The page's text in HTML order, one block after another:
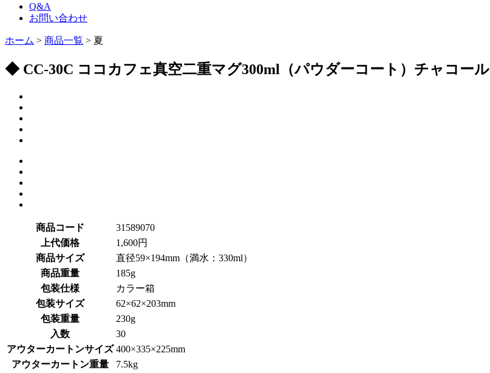
Q&A
お問い合わせ
ホーム > 商品一覧 > 夏
◆ CC-30C ココカフェ真空二重マグ300ml（パウダーコート）チャコール
商品コード
31589070
上代価格
1,600円
商品サイズ
直径59×194mm（満水：330ml）
商品重量
185g
包装仕様
カラー箱
包装サイズ
62×62×203mm
包装重量
230g
入数
30
アウターカートンサイズ 400×335×225mm
アウターカートン重量
7.5kg